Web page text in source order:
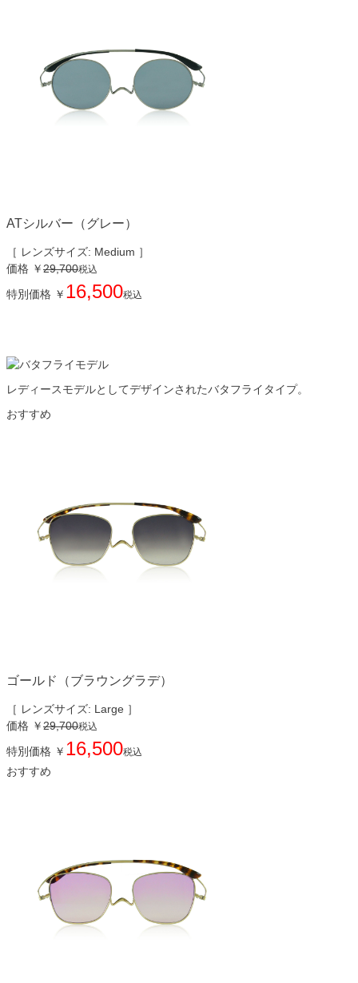
ATシルバー（グレー）
［ レンズサイズ: Medium ］
価格 ￥29,700税込
特別価格 ￥ 16,500税込
レディースモデルとしてデザインされたバタフライタイプ。
おすすめ
ゴールド（ブラウングラデ）
［ レンズサイズ: Large ］
価格 ￥29,700税込
特別価格 ￥ 16,500税込
おすすめ